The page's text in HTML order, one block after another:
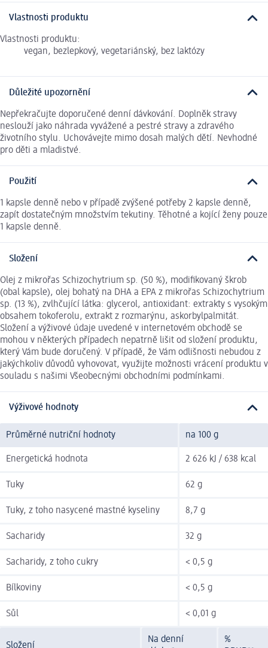
Vlastnosti produktu
Vlastnosti produktu:
vegan, bezlepkový, vegetariánský, bez laktózy
Důležité upozornění
Nepřekračujte doporučené denní dávkování. Doplněk stravy
neslouží jako náhrada vyvážené a pestré stravy a zdravého
životního stylu. Uchovávejte mimo dosah malých dětí. Nevhodné
pro děti a mladistvé.
Použití
1 kapsle denně nebo v případě zvýšené potřeby 2 kapsle denně,
zapít dostatečným množstvím tekutiny. Těhotné a kojící ženy pouze
1 kapsle denně.
Složení
Olej z mikrořas Schizochytrium sp. (50 %), modifikovaný škrob
(obal kapsle), olej bohatý na DHA a EPA z mikrořas Schizochytrium
sp. (13 %), zvlhčující látka: glycerol, antioxidant: extrakty s vysokým
obsahem tokoferolu, extrakt z rozmarýnu, askorbylpalmitát.
Složení a výživové údaje uvedené v internetovém obchodě se
mohou v některých případech nepatrně lišit od složení produktu,
který Vám bude doručený. V případě, že Vám odlišnosti nebudou z
jakýchkoliv důvodů vyhovovat, využijte možnosti vrácení produktu v
souladu s našimi Všeobecnými obchodními podmínkami.
Výživové hodnoty
Průměrné nutriční hodnoty na 100 g
Energetická hodnota 2 626 kJ / 638 kcal
Tuky 62 g
Tuky, z toho nasycené mastné kyseliny 8,7 g
Sacharidy 32 g
Sacharidy, z toho cukry < 0,5 g
Bílkoviny < 0,5 g
Sůl < 0,01 g
Složení
Na denní
%